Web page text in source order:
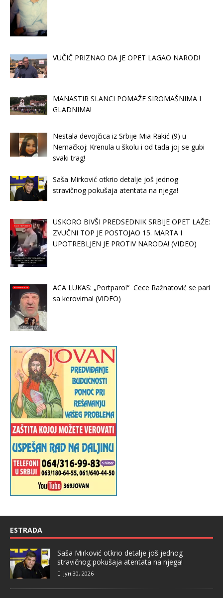
VUČIČ PRIZNAO DA JE OPET LAGAO NAROD!
MANASTIR SLANCI POMAŽE SIROMAŠNIMA I
GLADNIMA!
Nestala devojčica iz Srbije Mia Rakić (9) u
Nemačkoj: Krenula u školu i od tada joj se gubi
svaki trag!
Saša Mirković otkrio detalje još jednog
stravičnog pokušaja atentata na njega!
USKORO BIVŠI PREDSEDNIK SRBIJE OPET LAŽE:
ZVUČNI TOP JE POSTOJAO 15. MARTA I
UPOTREBLJEN JE PROTIV NARODA! (VIDEO)
ACA LUKAS: „Portparol“ Cece Ražnatović se pari
sa kerovima! (VIDEO)
ESTRADA
Saša Mirković otkrio detalje još jednog
stravičnog pokušaja atentata na njega!
јун 30, 2026